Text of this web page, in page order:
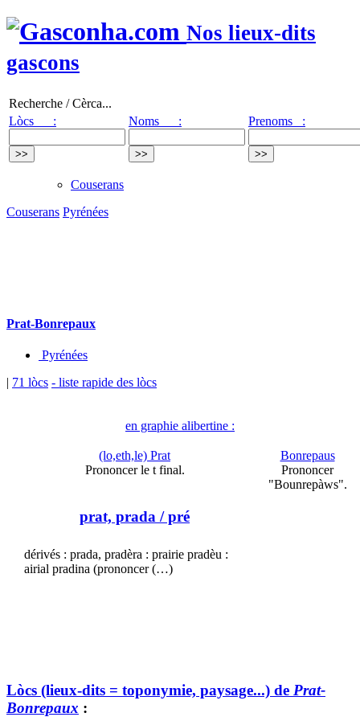
Nos lieux-dits
gascons
Recherche / Cèrca...
Lòcs :
Noms : Prenoms :
Couserans
Couserans Pyrénées
Prat-Bonrepaux
Pyrénées
| 71 lòcs - liste rapide des lòcs
en graphie alibertine :
(lo,eth,le) Prat
Prononcer le t final.
prat, prada / pré
dérivés : prada, pradèra : prairie pradèu :
airial pradina (prononcer (…)
Bonrepaus
Prononcer
"Bounrepàws".
Lòcs (lieux-dits = toponymie, paysage...) de Prat-
Bonrepaux :